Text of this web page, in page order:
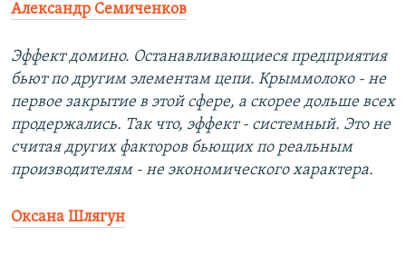
Александр Семиченков
Эффект домино. Останавливающиеся предприятия
бьют по другим элементам цепи. Крыммолоко - не
первое закрытие в этой сфере, а скорее дольше всех
продержались. Так что, эффект - системный. Это не
считая других факторов бьющих по реальным
производителям - не экономического характера.
Оксана Шлягун